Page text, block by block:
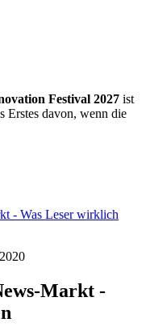
Festival 2027 ist
Erstes davon, wenn die
- Was Leser wirklich
Markt -